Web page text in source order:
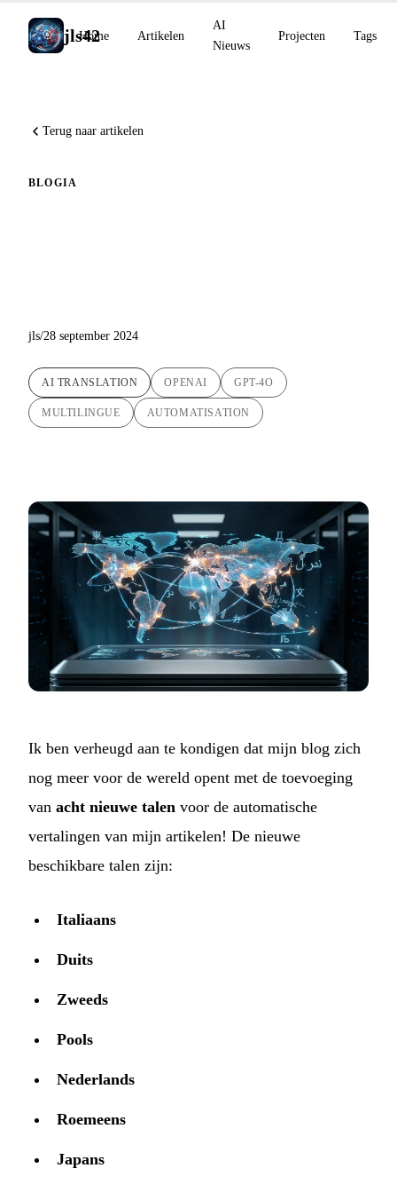
jls42
Home Artikelen
AI
Nieuws
Projecten Tags
Terug naar artikelen
BLOGIA
jls/28 september 2024
AI TRANSLATION OPENAI GPT-4O
MULTILINGUE AUTOMATISATION
Ik ben verheugd aan te kondigen dat mijn blog zich
nog meer voor de wereld opent met de toevoeging
van acht nieuwe talen voor de automatische
vertalingen van mijn artikelen! De nieuwe
beschikbare talen zijn:
Italiaans
Duits
Zweeds
Pools
Nederlands
Roemeens
Japans